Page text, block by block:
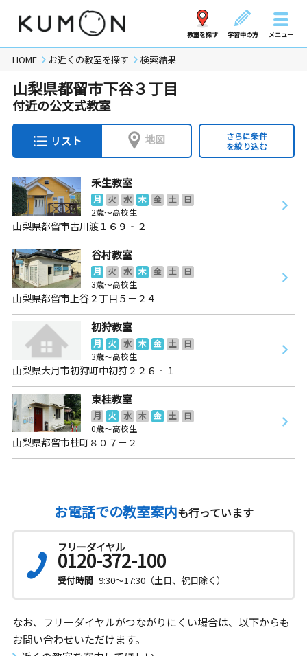
教室を探す 学習中の方 メニュー
HOME お近くの教室を探す 検索結果
山梨県都留市下谷３丁目
付近の公文式教室
リスト 地図
さらに条件
を絞り込む
禾生教室
月 火 水 木 金 土
日
2歳～高校生
山梨県都留市古川渡１６９‐２
谷村教室
月 火 水 木 金 土
日
3歳～高校生
山梨県都留市上谷２丁目５－２４
初狩教室
月 火 水 木 金 土
日
3歳～高校生
山梨県大月市初狩町中初狩２２６‐１
東桂教室
月 火 水 木 金 土
日
0歳～高校生
山梨県都留市桂町８０７－２
お電話での教室案内も行っています
フリーダイヤル
0120-372-100
受付時間 9:30～17:30（土日、祝日除く）
なお、フリーダイヤルがつながりにくい場合は、以下からも
お問い合わせいただけます。